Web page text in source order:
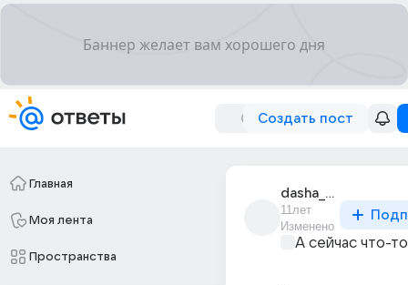
Создать пост
Главная
Моя лента
Пространства
dasha_fait_1
11лет
Изменено
А сейчас что-